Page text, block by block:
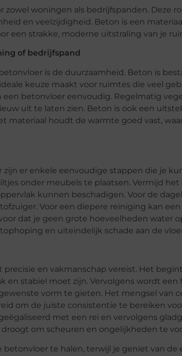
zowel woningen als bedrijfspanden. Deze
en veelzijdigheid. Beton is een
een strakke, moderne uitstraling van je
of bedrijfspand
is de duurzaamheid. Beton is
keuze maakt voor ruimtes die veel
betonvloer eenvoudig. Regelmatig
uit te laten zien. Beton is ook een
materiaal houdt de warmte goed vast,
er enkele eenvoudige stappen die je
onder meubels te plaatsen. Vermijd het
kunnen beschadigen. Voor de
Voor een diepere reiniging kan
dat je geen grote hoeveelheden water
en uiteindelijk schade aan de
precisie en vakmanschap vereist. Het
en stabiel moet zijn. Vervolgens wordt een
vorm te gieten. Het mengsel van
om de juiste consistentie te bereiken
met een rei en vervolgens
om scheuren en ongelijkheden te
te halen, terwijl je geniet van de